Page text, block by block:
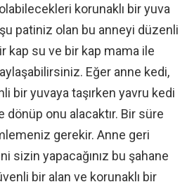
korunaklı bir yuva
patiniz olan bu anneyi düzenli
kap su ve bir kap mama ile
Eğer anne kedi,
bir yuvaya taşırken yavru kedi
dönüp onu alacaktır. Bir süre
gerekir. Anne geri
sizin yapacağınız bu şahane
bir alan ve korunaklı bir